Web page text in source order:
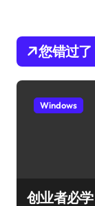
您错过了
Windows
创业者必